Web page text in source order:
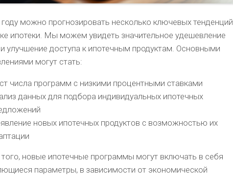
году можно прогнозировать несколько ключевых тенденций
ипотеки. Мы можем увидеть значительное удешевление
улучшение доступа к ипотечным продуктам. Основными
могут стать:
числа программ с низкими процентными ставками
данных для подбора индивидуальных ипотечных
новых ипотечных продуктов с возможностью их
новые ипотечные программы могут включать в себя
параметры, в зависимости от экономической